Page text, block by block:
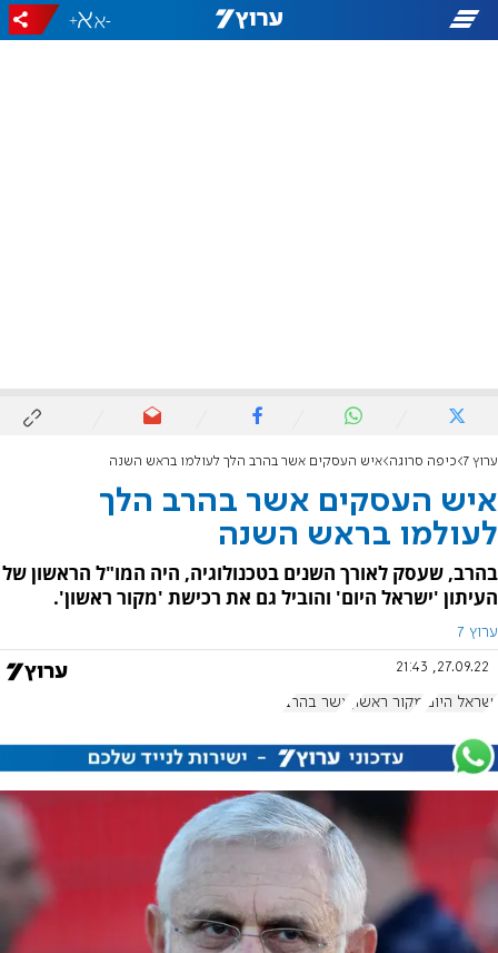
-
+
ערוץ 7 כיפה סרוגה איש העסקים אשר בהרב הלך לעולמו בראש השנה
איש העסקים אשר בהרב הלך
לעולמו בראש השנה
בהרב, שעסק לאורך השנים בטכנולוגיה, היה המו"ל הראשון של
העיתון 'ישראל היום' והוביל גם את רכישת 'מקור ראשון'.
ערוץ 7
27.09.22, 21:43
ישראל היום מקור ראשון אשר בהרב